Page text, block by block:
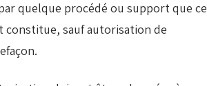
quelque procédé ou support que ce
sauf autorisation de